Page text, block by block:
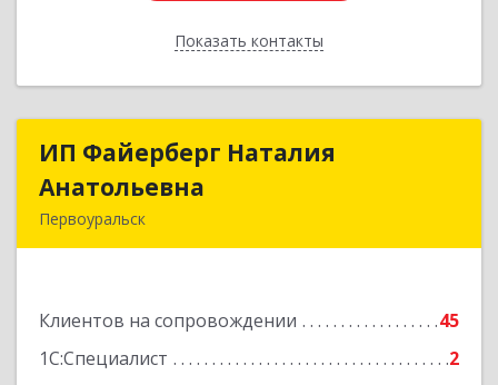
Показать контакты
Назад
ИП Файерберг Наталия
Анатольевна
Первоуральск
Клиентов на сопровождении
45
1С:Специалист
2
ИП Файерберг Наталия
Подробнее